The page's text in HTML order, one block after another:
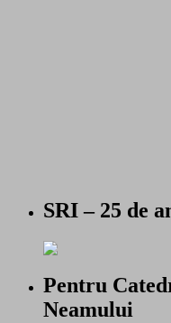
SRI – 25 de
Pentru
Neamului